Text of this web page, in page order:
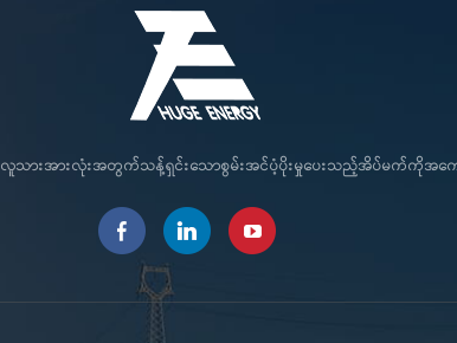
လူသားအားလုံးအတွက်သန့်ရှင်းသောစွမ်းအင်ပံ့ပိုးမှုပေးသည့်အိပ်မက်ကိုအ